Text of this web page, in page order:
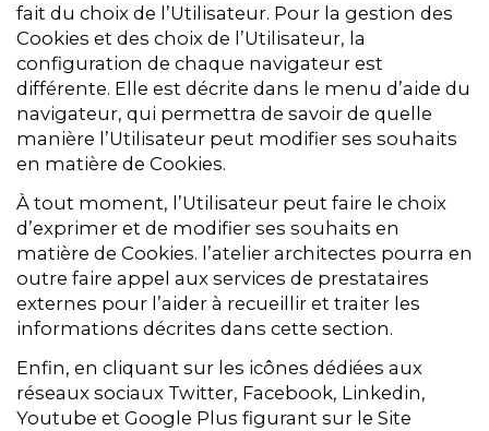
fait du choix de l’Utilisateur. Pour la gestion des
Cookies et des choix de l’Utilisateur, la
configuration de chaque navigateur est
différente. Elle est décrite dans le menu d’aide du
navigateur, qui permettra de savoir de quelle
manière l’Utilisateur peut modifier ses souhaits
en matière de Cookies.
À tout moment, l’Utilisateur peut faire le choix
d’exprimer et de modifier ses souhaits en
matière de Cookies. l’atelier architectes pourra en
outre faire appel aux services de prestataires
externes pour l’aider à recueillir et traiter les
informations décrites dans cette section.
Enfin, en cliquant sur les icônes dédiées aux
réseaux sociaux Twitter, Facebook, Linkedin,
Youtube et Google Plus figurant sur le Site